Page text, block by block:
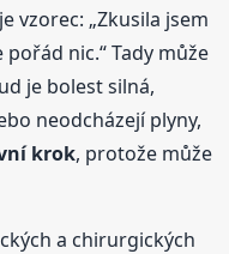
vzorec: „Zkusila jsem
nic.“ Tady může
je bolest silná,
neodcházejí plyny,
krok, protože může
a chirurgických